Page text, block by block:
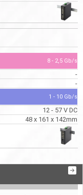
8 - 2,5 Gb/s
-
-
1 - 10 Gb/s
12 - 57 V DC
48 x 161 x 142mm